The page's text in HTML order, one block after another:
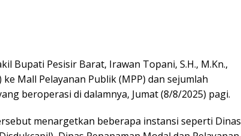
Bupati Pesisir Barat, Irawan Topani, S.H., M.Kn.,
Mall Pelayanan Publik (MPP) dan sejumlah
beroperasi di dalamnya, Jumat (8/8/2025) pagi.
menargetkan beberapa instansi seperti Dinas